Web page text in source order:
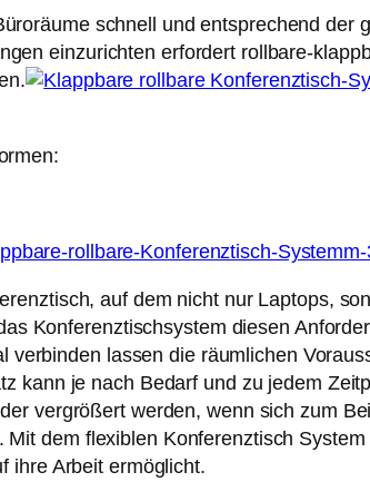
schnell und entsprechend der
einzurichten erfordert rollbare-
auf dem nicht nur Laptops,
Konferenztischsystem diesen
lassen die räumlichen
kann je nach Bedarf und zu jedem
vergrößert werden, wenn sich zum
dem flexiblen Konferenztisch
ihre Arbeit ermöglicht.